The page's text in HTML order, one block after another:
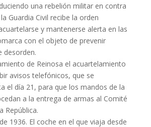
una rebelión militar en contra
Guardia Civil recibe la orden
y mantenerse alerta en las
con el objeto de prevenir
desorden.
de Reinosa el acuartelamiento
avisos telefónicos, que se
el día 21, para que los mandos de la
a la entrega de armas al Comité
República.
1936. El coche en el que viaja desde